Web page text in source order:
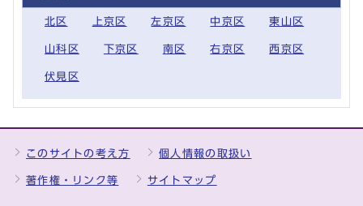
北区 上京区 左京区 中京区 東山区
山科区 下京区 南区 右京区 西京区
伏見区
このサイトの考え方 個人情報の取扱い
著作権・リンク等 サイトマップ